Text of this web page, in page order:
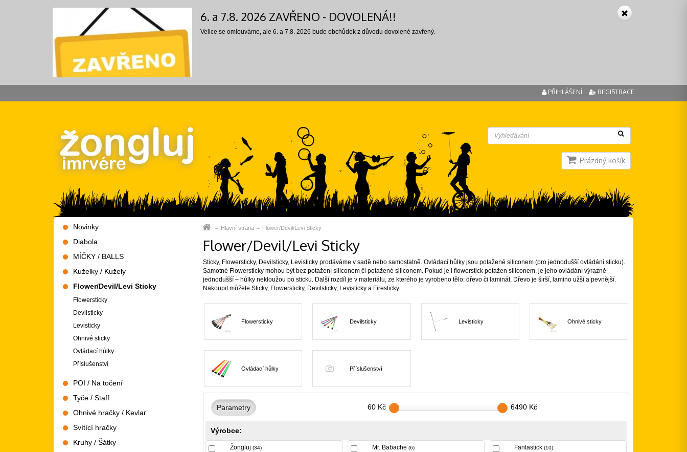
6. a 7.8. 2026 ZAVŘENO - DOVOLENÁ!!
Velice se omlouváme, ale 6. a 7.8. 2026 bude obchůdek z důvodu dovolené zavřený.
PŘIHLÁŠENÍ REGISTRACE
Prázdný košík
Hlavní
Hlavní strana Flower/Devil/Levi Sticky
Flower/Devil/Levi Sticky
Sticky, Flowersticky, Devilsticky, Levisticky prodáváme v sadě nebo samostatně. Ovládací hůlky jsou potažené siliconem (pro jednodušší ovládání sticku).
Samotné Flowersticky mohou být bez potažení siliconem či potažené siliconem. Pokud je i flowerstick potažen siliconem, je jeho ovládání výrazně
jednodušší – hůlky nekloužou po sticku. Další rozdíl je v materiálu, ze kterého je vyrobeno tělo: dřevo či laminát. Dřevo je širší, lamino užší a pevnější.
Nakoupit můžete Sticky, Flowersticky, Devilsticky, Levisticky a Firesticky.
Flowersticky Devilsticky Levisticky Ohnivé sticky
Ovládací hůlky Příslušenství
Parametry 60 Kč 6490 Kč
Výrobce:
Žongluj (34) Mr. Babache(6) Fantastick(10)
Novinky
Diabola
MÍČKY / BALLS
Kuželky / Kužely
Flower/Devil/Levi Sticky
Flowersticky
Devilsticky
Levisticky
Ohnivé sticky
Ovládací hůlky
Příslušenství
POI / Na točení
Tyče / Staff
Ohnivé hračky / Kevlar
Svítící hračky
Kruhy / Šátky